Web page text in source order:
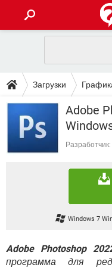
INSTAGRAM
ВКОНТАКТЕ
ПОЛЕЗНЫЕ СОВЕТЫ
TIKTOK
WHATSAPP
FACEBOOK
ЗАГРУЗКИ
TIKTOK
ФОРУМ
WINDOWS 10
YANDEX
ЭНЦИКЛОПЕДИЯ
WINDOWS 10
Загрузки
Adobe
Разработчик:
Windows 7
Adobe Photoshop
программа для